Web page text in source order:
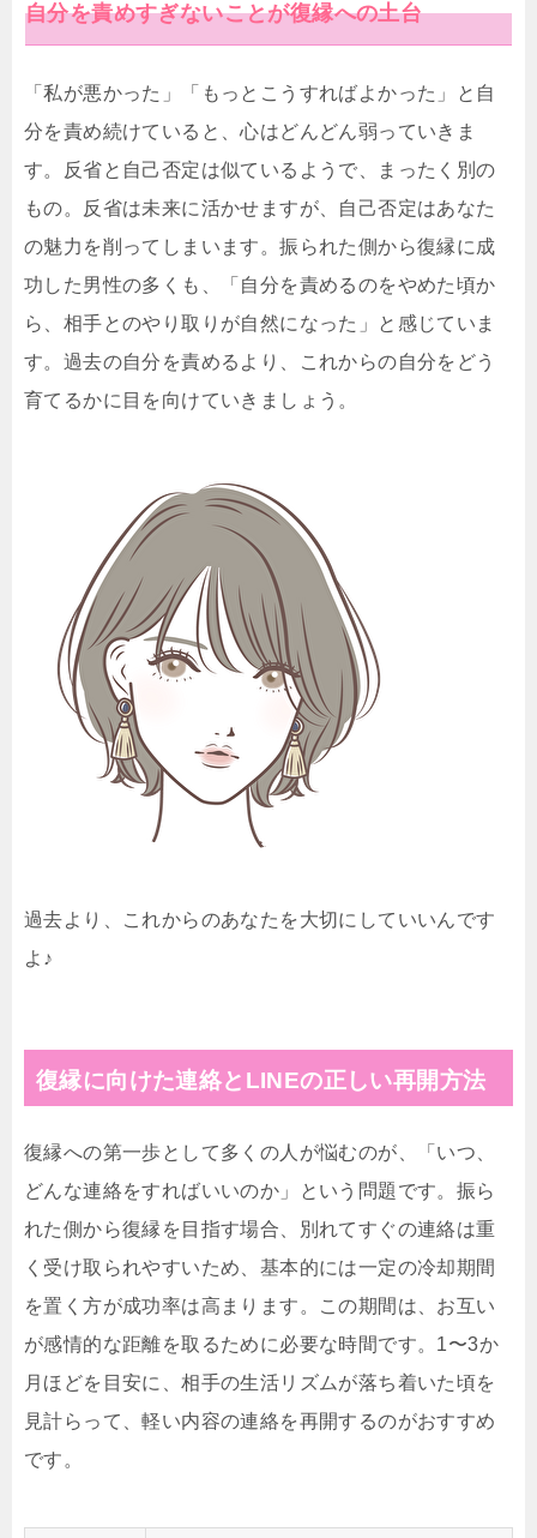
自分を責めすぎないことが復縁への土台
「私が悪かった」「もっとこうすればよかった」と自
分を責め続けていると、心はどんどん弱っていきま
す。反省と自己否定は似ているようで、まったく別の
もの。反省は未来に活かせますが、自己否定はあなた
の魅力を削ってしまいます。振られた側から復縁に成
功した男性の多くも、「自分を責めるのをやめた頃か
ら、相手とのやり取りが自然になった」と感じていま
す。過去の自分を責めるより、これからの自分をどう
育てるかに目を向けていきましょう。
過去より、これからのあなたを大切にしていいんです
よ♪
復縁に向けた連絡とLINEの正しい再開方法
復縁への第一歩として多くの人が悩むのが、「いつ、
どんな連絡をすればいいのか」という問題です。振ら
れた側から復縁を目指す場合、別れてすぐの連絡は重
く受け取られやすいため、基本的には一定の冷却期間
を置く方が成功率は高まります。この期間は、お互い
が感情的な距離を取るために必要な時間です。1〜3か
月ほどを目安に、相手の生活リズムが落ち着いた頃を
見計らって、軽い内容の連絡を再開するのがおすすめ
です。